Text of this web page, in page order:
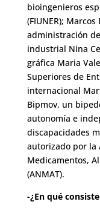
bioingenieros
(FIUNER);
administración
industrial Nina
gráfica Maria
Superiores de
internacional
Bipmov, un
autonomía e
discapacidades
autorizado por la
Medicamentos,
(ANMAT).
-¿En qué